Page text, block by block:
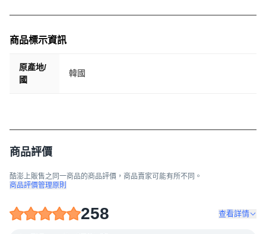
商品標示資訊
原產地/
國
韓國
商品評價
酷澎上販售之同一商品的商品評價，商品賣家可能有所不同。
商品評價管理原則
258 查看詳情